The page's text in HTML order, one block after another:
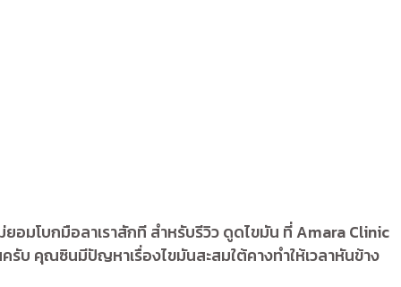
อมโบกมือลาเราสักที สำหรับรีวิว ดูดไขมัน ที่ Amara Clinic
บ คุณซินมีปัญหาเรื่องไขมันสะสมใต้คางทำให้เวลาหันข้าง